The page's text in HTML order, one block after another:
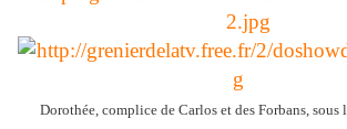
Dorothée, complice de Carlos et des Forbans, sous